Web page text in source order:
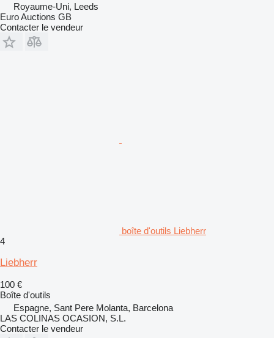
Royaume-Uni, Leeds
Euro Auctions GB
Contacter le vendeur
boîte d'outils Liebherr
4
Liebherr
100 €
Boîte d'outils
Espagne, Sant Pere Molanta, Barcelona
LAS COLINAS OCASION, S.L.
Contacter le vendeur